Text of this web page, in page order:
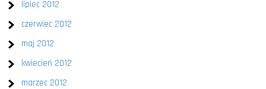
lipiec 2012
czerwiec 2012
maj 2012
kwiecień 2012
marzec 2012